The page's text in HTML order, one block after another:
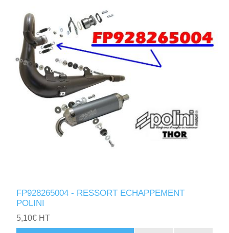
FP928265004 - RESSORT ECHAPPEMENT
POLINI
5,10€ HT